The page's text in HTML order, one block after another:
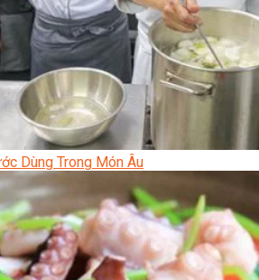
Dùng Trong Món Âu